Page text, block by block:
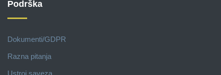
Podrška
Dokumenti/GDPR
Razna pitanja